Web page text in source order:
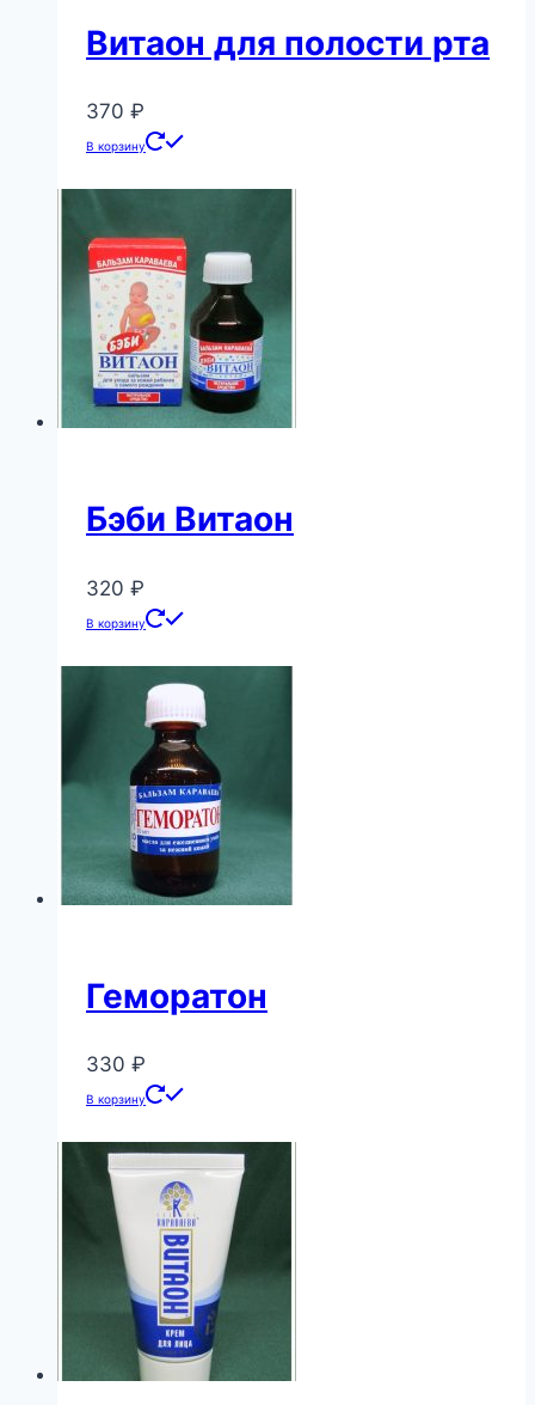
Витаон для полости рта
370 ₽
В корзину
Бэби Витаон
320 ₽
В корзину
Геморатон
330 ₽
В корзину